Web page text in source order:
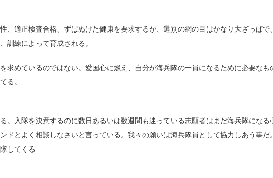
、適正検査合格、ずばぬけた健康を要求するが、選別の網の目はかなり大ざっぱで
訓練によって育成される。
求めているのではない。愛国心に燃え、自分が海兵隊の一員になるために必要なも
る。
。入隊を決意するのに数日あるいは数週間も迷っている志願者はまだ海兵隊になる
ドとよく相談しなさいと言っている。我々の願いは海兵隊員として協力しあう事だ。
してくる